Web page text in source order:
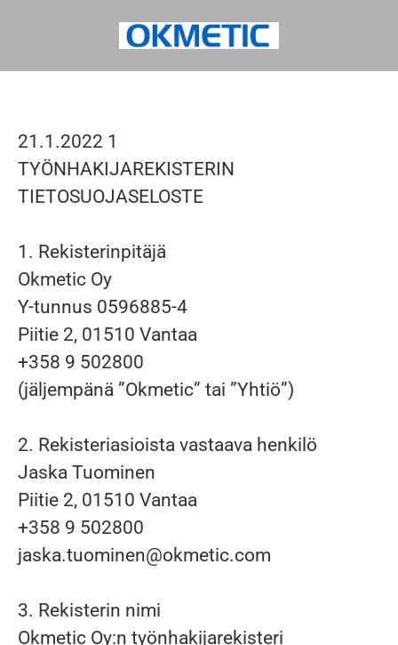
21.1.2022 1
TYÖNHAKIJAREKISTERIN
TIETOSUOJASELOSTE
1. Rekisterinpitäjä
Okmetic Oy
Y-tunnus 0596885-4
Piitie 2, 01510 Vantaa
+358 9 502800
(jäljempänä ”Okmetic” tai ”Yhtiö”)
2. Rekisteriasioista vastaava henkilö
Jaska Tuominen
Piitie 2, 01510 Vantaa
+358 9 502800
jaska.tuominen@okmetic.com
3. Rekisterin nimi
Okmetic Oy:n työnhakijarekisteri